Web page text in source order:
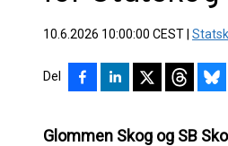
10.6.2026 10:00:00 CEST
Del
Glommen Skog og SB